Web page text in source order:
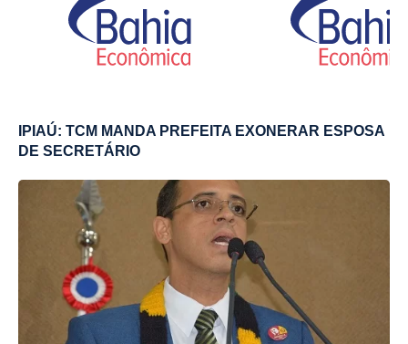
IPIAÚ: TCM MANDA PREFEITA EXONERAR ESPOSA
DE SECRETÁRIO